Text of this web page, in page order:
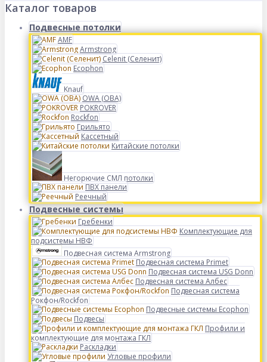
Каталог товаров
Подвесные потолки
AMF
Armstrong
Celenit (Селенит)
Ecophon
Knauf
OWA (ОВА)
POKROVER
Rockfon
Грильято
Кассетный
Китайские потолки
Негорючие СМЛ потолки
ПВХ панели
Реечный
Подвесные системы
Гребенки
Комплектующие для
подсистемы НВФ
Подвесная система Armstrong
Подвесная система Primet
Подвесная система USG Donn
Подвесная система Албес
Подвесная система
Рокфон/Rockfon
Подвесные системы Ecophon
Подвесы
Профили и
комплектующие для монтажа ГКЛ
Раскладки
Угловые профили